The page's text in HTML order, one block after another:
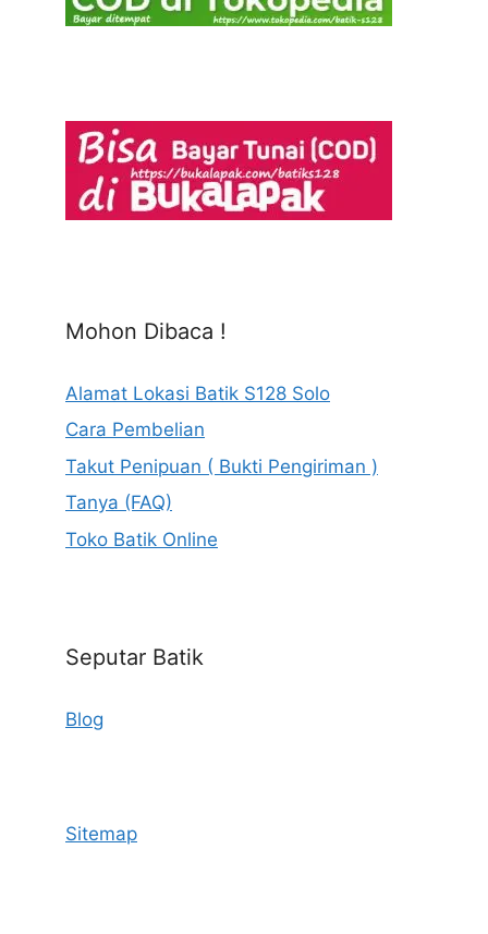
Mohon Dibaca !
Alamat Lokasi Batik S128 Solo
Cara Pembelian
Takut Penipuan ( Bukti Pengiriman )
Tanya (FAQ)
Toko Batik Online
Seputar Batik
Blog
Sitemap